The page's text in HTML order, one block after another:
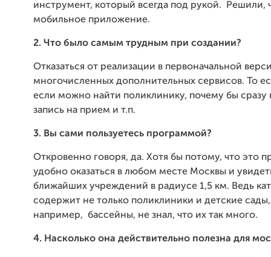
инструмент, который всегда под рукой. Решили,
мобильное приложение.
2. Что было самым трудным при создании?
Отказаться от реализации в первоначальной
многочисленных дополнительных сервисов. То
если можно найти поликлинику, почему бы сразу
запись на прием и т.п.
3. Вы сами пользуетесь программой?
Откровенно говоря, да. Хотя бы потому, что это
удобно оказаться в любом месте Москвы и
ближайших учреждений в радиусе 1,5 км. Ведь
содержит не только поликлиники и детские
например, бассейны, не знал, что их так много.
4. Насколько она действительно полезна для